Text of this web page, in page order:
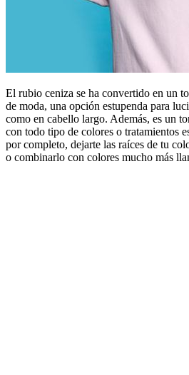
El rubio ceniza se ha convertido en un
de moda, una opción estupenda para
como en cabello largo. Además, es un
con todo tipo de colores o tratamientos
por completo, dejarte las raíces de tu
o combinarlo con colores mucho más